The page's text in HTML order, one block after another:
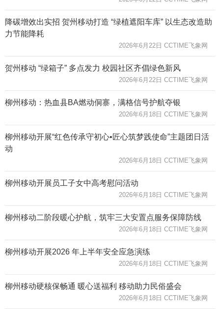
降碳增效出实招 贺州移动打造 “绿植遮阳车库” 以生态改造助
力节能降耗
2026年6月22日 CCTIME飞象网
贺州移动 “绿箱子” 多点发力 校园社区齐倡绿色新风
2026年6月22日 CCTIME飞象网
柳州移动：热血县BA燃动侗寨，满格信号护航夺银
2026年6月18日 CCTIME飞象网
柳州移动开展“红色传承守初心•匠心筑梦践使命”主题团日活
动
2026年6月18日 CCTIME飞象网
柳州移动开展员工子女中高考慰问活动
2026年6月18日 CCTIME飞象网
柳州移动二阶段暖心护航，筑牢三大安置点服务保障防线
2026年6月18日 CCTIME飞象网
柳州移动开展2026 年上半年安全应急演练
2026年6月18日 CCTIME飞象网
柳州移动硬核保畅通 暖心送福利 移动助力民俗盛会
2026年6月18日 CCTIME飞象网